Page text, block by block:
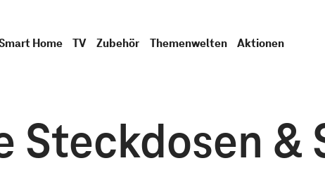
Home TV Zubehör Themenwelten Aktionen
Steckdosen &